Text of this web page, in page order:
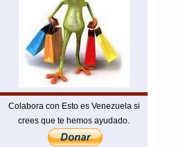
Colabora con Esto es Venezuela si
crees que te hemos ayudado.